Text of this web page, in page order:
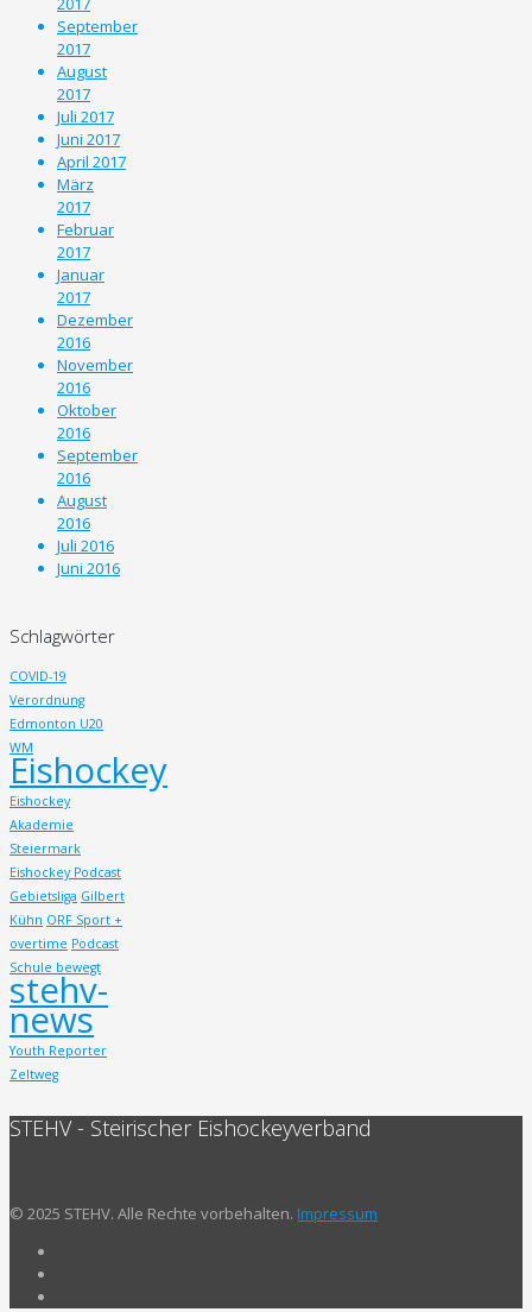
September
2017
August
2017
Juli 2017
Juni 2017
April 2017
März
2017
Februar
2017
Januar
2017
Dezember
2016
November
2016
Oktober
2016
September
2016
August
2016
Juli 2016
Juni 2016
Schlagwörter
COVID-19
Verordnung
Edmonton U20
WM
Eishockey
Eishockey
Akademie
Steiermark
Eishockey Podcast
Gebietsliga Gilbert
Kühn ORF Sport +
overtime Podcast
Schule bewegt
stehv-
news
Youth Reporter
Zeltweg
STEHV - Steirischer Eishockeyverband
© 2025 STEHV. Alle Rechte vorbehalten. Impressum